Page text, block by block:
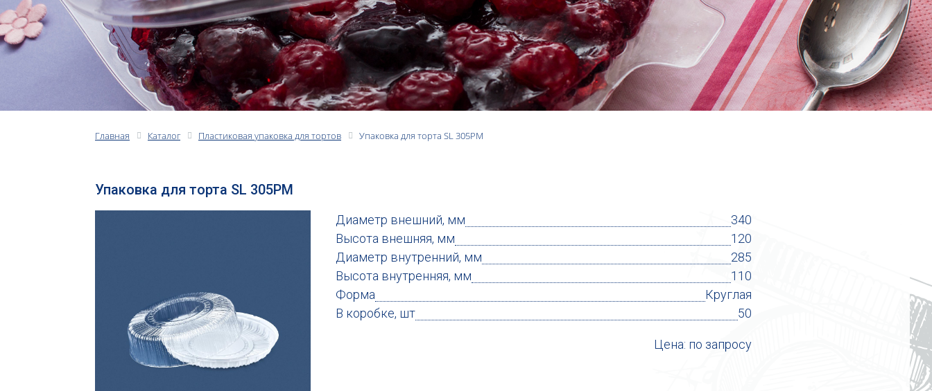
Главная Каталог Пластиковая упаковка для тортов Упаковка для торта SL 305PM
Упаковка для торта SL 305PM
Диаметр внешний, мм
340
Высота внешняя, мм
120
Диаметр внутренний, мм
285
Высота внутренняя, мм
110
Форма
Круглая
В коробке, шт
50
Цена: по запросу